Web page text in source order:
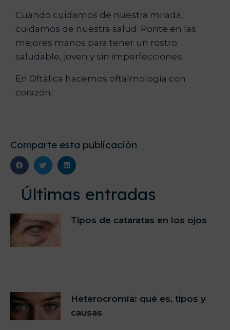
Cuando cuidamos de nuestra mirada,
cuidamos de nuestra salud. Ponte en las
mejores manos para tener un rostro
saludable, joven y sin imperfecciones.
En Oftálica hacemos oftalmología con
corazón.
Comparte esta publicación
Últimas entradas
Tipos de cataratas en los ojos
Heterocromía: qué es, tipos y
causas